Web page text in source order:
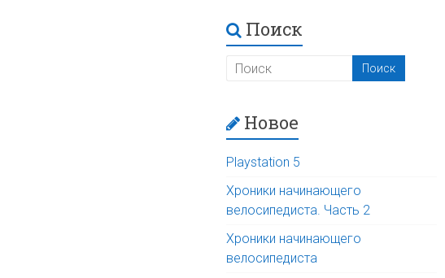
Поиск
Новое
Playstation 5
Хроники начинающего
велосипедиста. Часть 2
Хроники начинающего
велосипедиста